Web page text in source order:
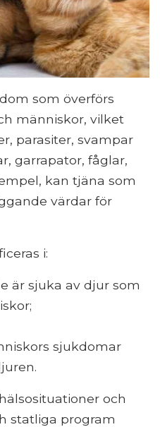
som överförs
människor, vilket
parasiter, svampar
garrapator, fåglar,
kan tjäna som
värdar för
i:
är sjuka av djur som
sjukdomar
och
statliga program